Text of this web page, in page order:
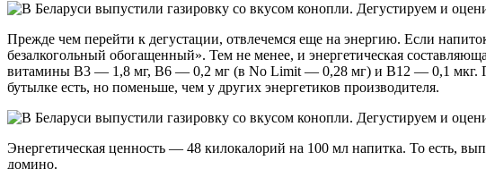
Прежде чем перейти к дегустации, отвлечемся еще на энергию. Если
безалкогольный обогащенный». Тем не менее, и энергетическая
витамины В3 — 1,8 мг, В6 — 0,2 мг (в No Limit — 0,28 мг) и В12 — 0,1 мкг.
бутылке есть, но поменьше, чем у других энергетиков производителя.
Энергетическая ценность — 48 килокалорий на 100 мл напитка. То есть,
домино.